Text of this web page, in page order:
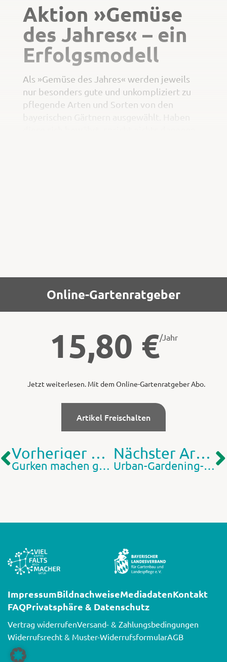
Aktion »Gemüse
des Jahres« – ein
Erfolgsmodell
Als »Gemüse des Jahres« werden jeweils
nur besonders gute und unkompliziert zu
pflegende Arten und Sorten von den
Online-Gartenratgeber
15,80 €/Jahr
Jetzt weiterlesen. Mit dem Online-Gartenratgeber Abo.
Artikel Freischalten
Vorheriger Artikel
Gurken machen gesund und schön
Nächster Artikel
Urban-Gardening-Demonstrationsgärten in Bayern
ImpressumBildnachweiseMediadatenKontakt
FAQPrivatsphäre & Datenschutz
Vertrag widerrufenVersand- & Zahlungsbedingungen
Widerrufsrecht & Muster-WiderrufsformularAGB